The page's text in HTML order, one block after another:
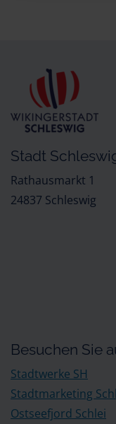
Stadt
Rathausmarkt 1
24837 Schleswig
Besuchen Sie
Stadtwerke SH
Stadtmarketing
Ostseefjord Schlei